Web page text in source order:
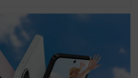
a zjišťování
Poskytování a
Ukládání a sdělování